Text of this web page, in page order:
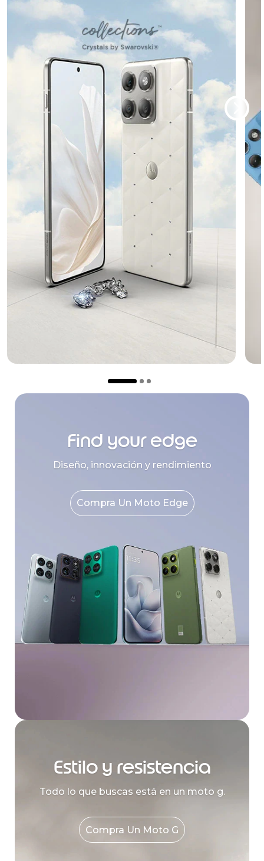
Find your edge
Diseño, innovación y rendimiento
Compra Un Moto Edge
Estilo y resistencia
Todo lo que buscas está en un moto g.
Compra Un Moto G